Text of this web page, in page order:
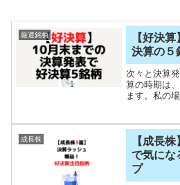
厳選銘柄
【好決
決算の５
次々と決算
算の時期は
ます。私の
またぎはリ
から買うよ
株価が急騰
成長株
【成長
で気にな
プ